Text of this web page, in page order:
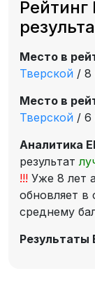
Место в
Тверской / 8
Место в
Тверской / 6
Аналитика
результат
!!! Уже 8 лет
обновляет в
среднему
Результаты